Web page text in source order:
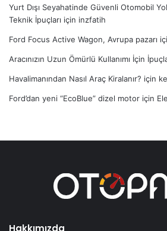
Yurt Dışı Seyahatinde Güvenli Otomobil
Teknik İpuçları için inzfatih
Ford Focus Active Wagon, Avrupa pazarı
Aracınızın Uzun Ömürlü Kullanımı İçin
Havalimanından Nasıl Araç Kiralanır? için
Ford’dan yeni “EcoBlue” dizel motor için
Hakkımızda